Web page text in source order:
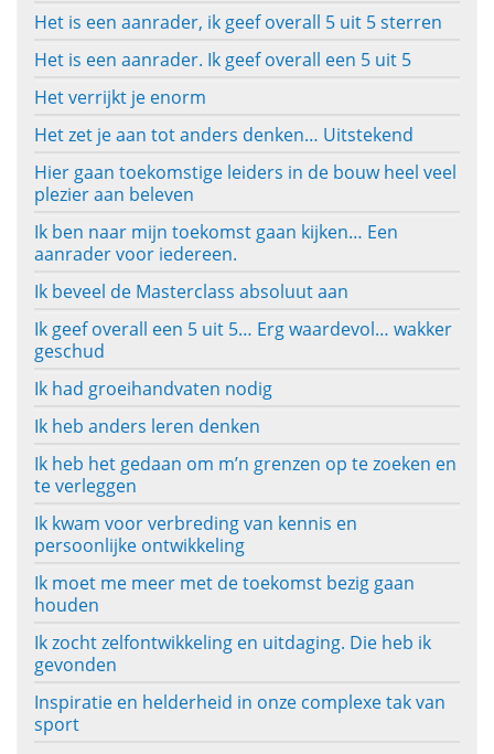
Het is een aanrader, ik geef overall 5 uit 5 sterren
Het is een aanrader. Ik geef overall een 5 uit 5
Het verrijkt je enorm
Het zet je aan tot anders denken… Uitstekend
Hier gaan toekomstige leiders in de bouw heel veel
plezier aan beleven
Ik ben naar mijn toekomst gaan kijken… Een
aanrader voor iedereen.
Ik beveel de Masterclass absoluut aan
Ik geef overall een 5 uit 5… Erg waardevol… wakker
geschud
Ik had groeihandvaten nodig
Ik heb anders leren denken
Ik heb het gedaan om m’n grenzen op te zoeken en
te verleggen
Ik kwam voor verbreding van kennis en
persoonlijke ontwikkeling
Ik moet me meer met de toekomst bezig gaan
houden
Ik zocht zelfontwikkeling en uitdaging. Die heb ik
gevonden
Inspiratie en helderheid in onze complexe tak van
sport